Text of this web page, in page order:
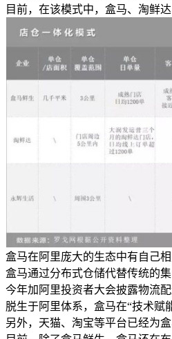
目前，在该模式中，盒马、淘鲜
盒马在阿里庞大的生态中有自己
盒马通过分布式仓储代替传统的
今年加阿里投资者大会披露物流
脱生于阿里体系，盒马在“技术赋
另外，天猫、淘宝等平台已经为